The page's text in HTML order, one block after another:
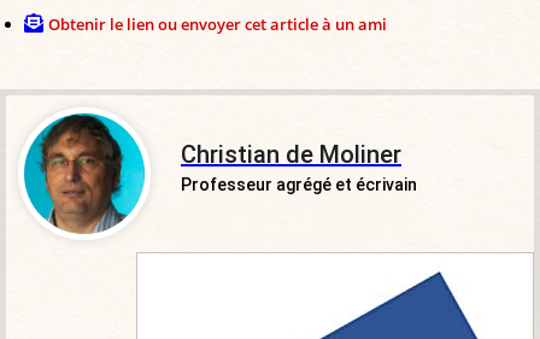
Obtenir le lien ou envoyer cet article à un ami
Christian de Moliner
Professeur agrégé et écrivain